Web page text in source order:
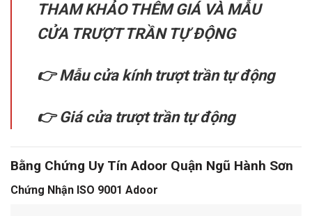
THAM KHẢO THÊM GIÁ VÀ MẪU
CỬA TRƯỢT TRẦN TỰ ĐỘNG
👉 Mẫu cửa kính trượt trần tự động
👉 Giá cửa trượt trần tự động
Bằng Chứng Uy Tín Adoor Quận Ngũ Hành Sơn
Chứng Nhận ISO 9001 Adoor